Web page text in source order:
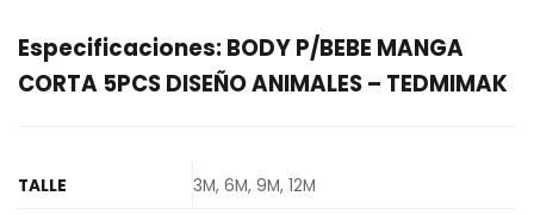
Especificaciones: BODY P/BEBE MANGA
CORTA 5PCS DISEÑO ANIMALES – TEDMIMAK
TALLE 3M, 6M, 9M, 12M